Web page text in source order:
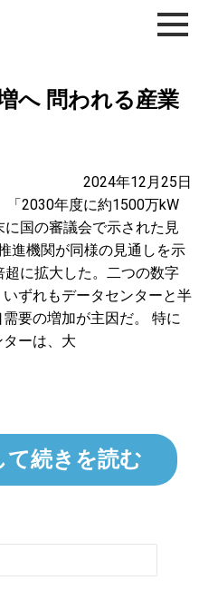
へ 問われる産業
2024年12月25日
「2030年度に約1500万kW
国の審議会で示された見
進機関が同様の見通しを示
に拡大した。二つの数字
ずれもデータセンターと半
要の増加が主因だ。 特に
ーは、大
て続きを読む